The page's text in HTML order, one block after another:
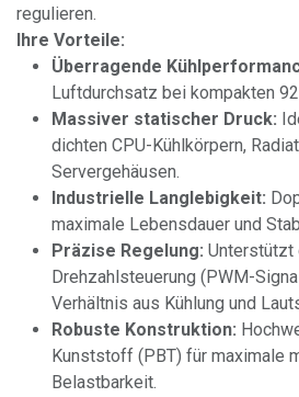
regulieren.
Ihre Vorteile:
Überragende
Luftdurchsatz bei kompakten
Massiver statischer Druck:
dichten CPU-Kühlkörpern,
Servergehäusen.
Industrielle Langlebigkeit:
maximale Lebensdauer und
Präzise Regelung: Unterstützt
Drehzahlsteuerung (PWM-
Verhältnis aus Kühlung und
Robuste Konstruktion:
Kunststoff (PBT) für maximale
Belastbarkeit.